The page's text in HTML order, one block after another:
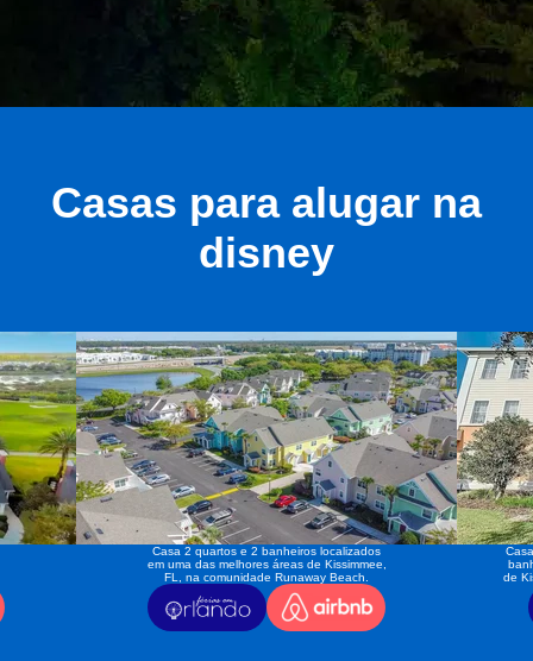
Casas para alugar na
disney
Casa 2 quartos e 2 banheiros localizados
em uma das melhores áreas de Kissimmee,
FL, na comunidade Runaway Beach.
de